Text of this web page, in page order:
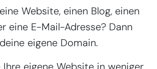
Website, einen Blog, einen
eine E-Mail-Adresse? Dann
eigene Domain.